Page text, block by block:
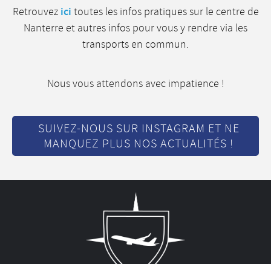
Retrouvez ici toutes les infos pratiques sur le centre de
Nanterre et autres infos pour vous y rendre via les
transports en commun.
Nous vous attendons avec impatience !
SUIVEZ-NOUS SUR INSTAGRAM ET NE
MANQUEZ PLUS NOS ACTUALITÉS !